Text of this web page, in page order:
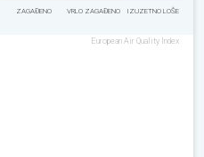
ZAGAĐENO VRLO ZAGAĐENO IZUZETNO LOŠE
European Air Quality Index